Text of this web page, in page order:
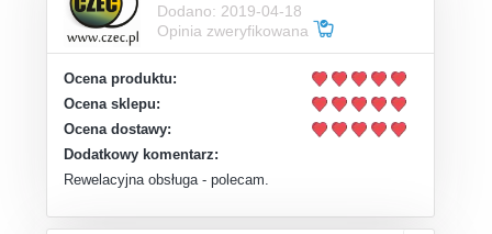
Dodano: 2019-04-18
Opinia zweryfikowana
Ocena produktu:
Ocena sklepu:
Ocena dostawy:
Dodatkowy komentarz:
Rewelacyjna obsługa - polecam.